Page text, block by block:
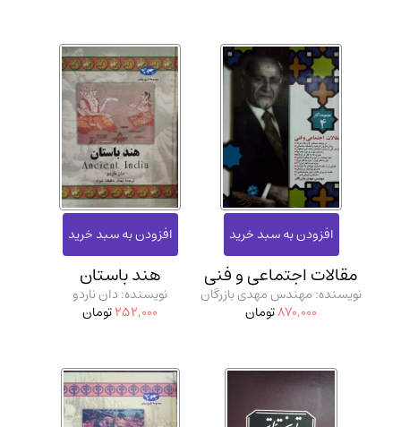
مقالات اجتماعی و فنی
نویسنده: مهندس مهدی بازرگان
870,000تومان
هند باستان
نویسنده: دان ناردو
252,000تومان